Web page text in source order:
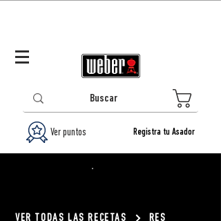
Ver puntos Registra tu Asador
VER TODAS LAS RECETAS RES